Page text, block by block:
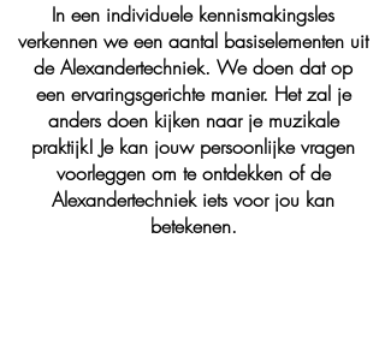
In een individuele kennismakingsles
verkennen we een aantal basiselementen uit
de Alexandertechniek. We doen dat op
een ervaringsgerichte manier. Het zal je
anders doen kijken naar je muzikale
praktijk! Je kan jouw persoonlijke vragen
voorleggen om te ontdekken of de
Alexandertechniek iets voor jou kan
betekenen.